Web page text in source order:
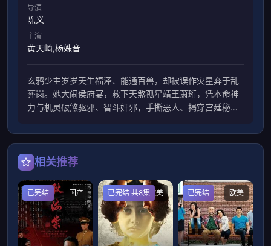
导演
陈义
主演
黄天崎,杨姝音
玄鸦少主岁岁天生福泽、能通百兽，却被误作灾星弃于乱
葬岗。她大闹侯府宴，救下天煞孤星靖王萧珩，凭本命神
力与机灵破煞驱邪、智斗奸邪，手撕恶人、揭穿宫廷秘
转天命。
相关推荐
国产
已完结 欧美
已完结 共8集 欧美
已完结